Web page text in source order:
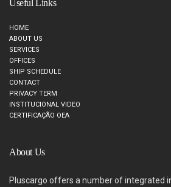
Useful Links
HOME
ABOUT US
SERVICES
OFFICES
SHIP SCHEDULE
CONTACT
PRIVACY TERM
INSTITUCIONAL VIDEO
CERTIFICAÇÃO OEA
About Us
Pluscargo offers a number of integrated